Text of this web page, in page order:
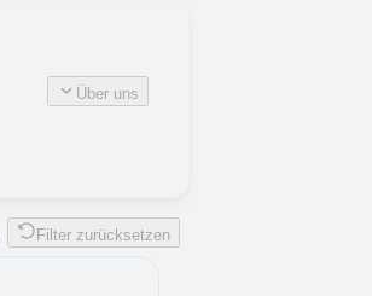
Über uns
Filter zurücksetzen